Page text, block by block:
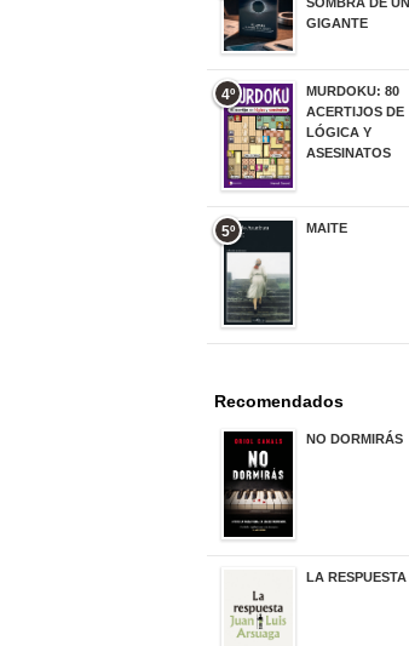
GIGANTE
4º
MURDOKU: 80
ACERTIJOS DE
LÓGICA Y
ASESINATOS
5º MAITE
Recomendados
NO DORMIRÁS
LA RESPUESTA